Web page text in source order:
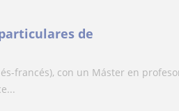
de
francés), con un Máster en